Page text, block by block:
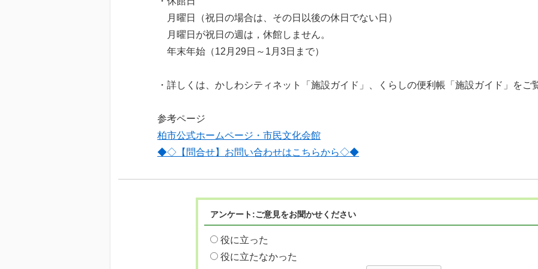
月曜日（祝日の場合は、その日以後の休日でない日）
月曜日が祝日の週は，休館しません。
年末年始（12月29日～1月3日まで）
・詳しくは、かしわシティネット「施設ガイド」、くらしの便利帳「施設ガイド」をご
参考ページ
柏市公式ホームページ・市民文化会館
◆◇【問合せ】お問い合わせはこちらから◇◆
アンケート:ご意見をお聞かせください
役に立った
役に立たなかった